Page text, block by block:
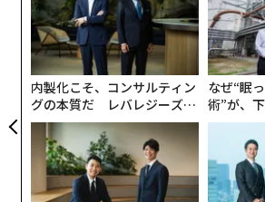
そんな話にじっくり耳を傾けてみる
あります。それは、そのほとんどが
「思い込み」、「勘違い」や「取り
い、ということです。「実体がない
しょう。
「あなたは当事者じゃないからそん
だ！」「食事も喉を通らないほど悩
のよ！」、そう、お叱りを受けるか
内製化こそ、コンサルティン
グの本質だ レバレジーズが
実践する、次世代ファームの
全貌
なぜ“眠
術”が、
たのか
アクア